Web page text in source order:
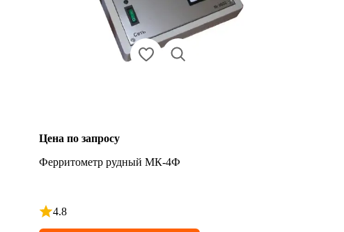
Цена по запросу
Ферритометр рудный МК-4Ф
4.8
Рейтинг 4.8 из 5